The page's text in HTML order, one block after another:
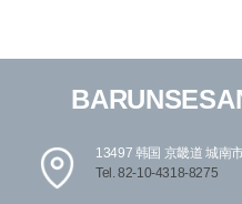
13497 韩国 京畿道 城南
Tel. 82-10-4318-8275